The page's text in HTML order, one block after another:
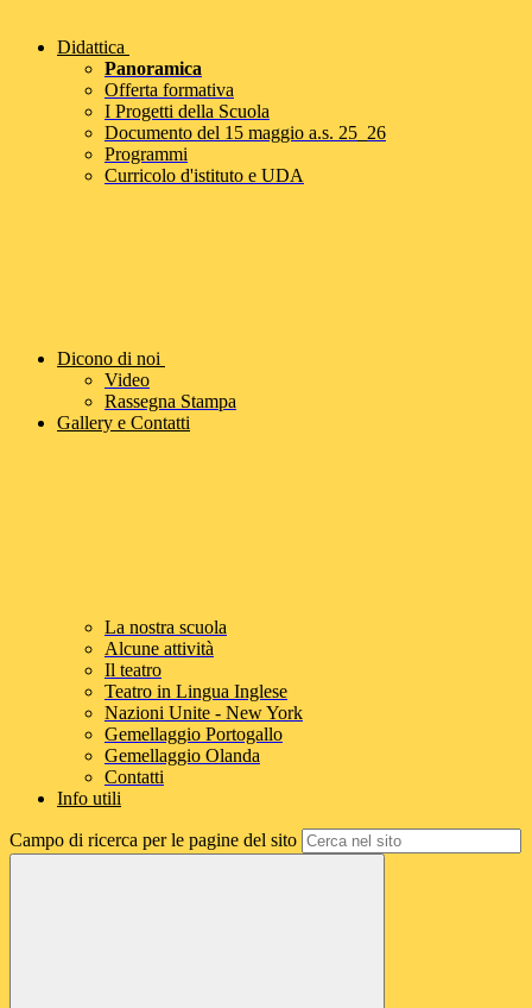
Didattica
Panoramica
Offerta formativa
I Progetti della Scuola
Documento del 15 maggio a.s. 25_26
Programmi
Curricolo d'istituto e UDA
Dicono di noi
Video
Rassegna Stampa
Gallery e Contatti
La nostra scuola
Alcune attività
Il teatro
Teatro in Lingua Inglese
Nazioni Unite - New York
Gemellaggio Portogallo
Gemellaggio Olanda
Contatti
Info utili
Campo di ricerca per le pagine del sito